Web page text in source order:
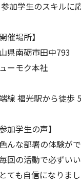
加学生のスキルに
開催場所】
県南砺市田中793
ーモク本社
線 福光駅から徒歩
参加学生の声】
んな部署の体験が
回の活動で必ずい
ても自信になりまし